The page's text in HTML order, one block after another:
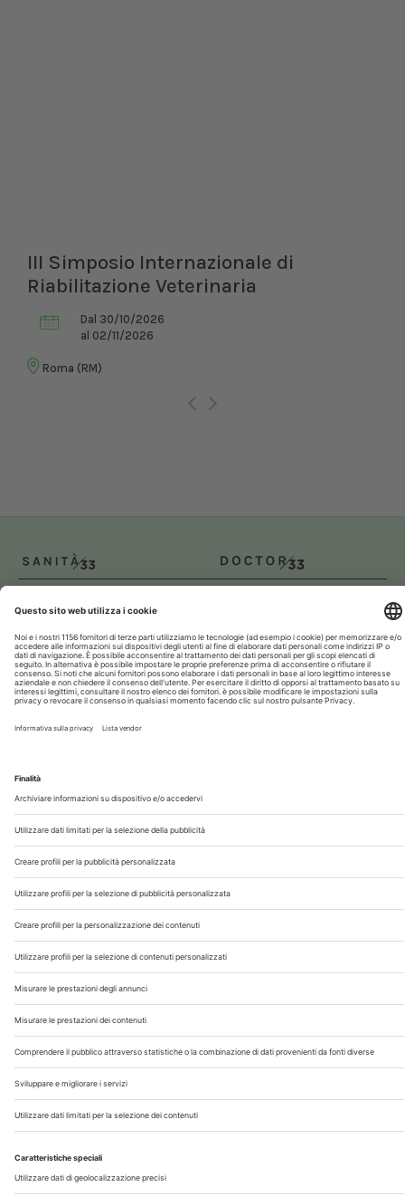
III Simposio Internazionale di
Riabilitazione Veterinaria
Dal 30/10/2026
al 02/11/2026
Roma (RM)
Chi Siamo
Contatti
Note Legali
Privacy
©2026 Edra S.p.a | www.edraspa.it | P.iva 08056040960
| Tel. 02/881841 | Sede legale: Viale Enrico Forlanini 21 -